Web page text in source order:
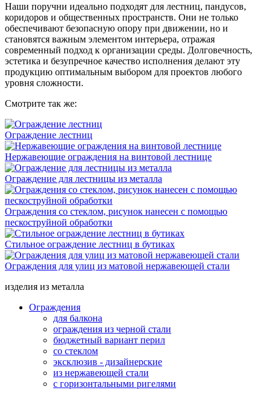
Наши поручни идеально подходят для лестниц, пандусов,
коридоров и общественных пространств. Они не только
обеспечивают безопасную опору при движении, но и
становятся важным элементом интерьера, отражая
современный подход к организации среды. Долговечность,
эстетика и безупречное качество исполнения делают эту
продукцию оптимальным выбором для проектов любого
уровня сложности.
Смотрите так же:
Ограждение лестниц
Нержавеющие ограждения на винтовой лестнице
Ограждение для лестницы из металла
Ограждения со стеклом, рисунок нанесен с помощью
пескоструйной обработки
Стильное ограждение лестниц в бутиках
Ограждения для улиц из матовой нержавеющей стали
изделия из металла
Ограждения
для балкона
ограждения из черной стали
бюджетный вариант перил
со стеклом
эксклюзив - дизайнерские
из нержавеющей стали
с горизонтальными ригелями